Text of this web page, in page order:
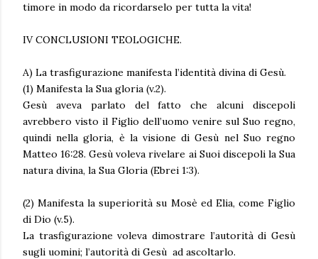
timore in modo da ricordarselo per tutta la vita!
IV CONCLUSIONI TEOLOGICHE.
A) La trasfigurazione manifesta l’identità divina di Gesù.
(1) Manifesta la Sua gloria (v.2).
Gesù aveva parlato del fatto che alcuni discepoli
avrebbero visto il Figlio dell’uomo venire sul Suo regno,
quindi nella gloria, è la visione di Gesù nel Suo regno
Matteo 16:28. Gesù voleva rivelare ai Suoi discepoli la Sua
natura divina, la Sua Gloria (Ebrei 1:3).
(2) Manifesta la superiorità su Mosè ed Elia, come Figlio
di Dio (v.5).
La trasfigurazione voleva dimostrare l’autorità di Gesù
sugli uomini; l’autorità di Gesù ad ascoltarlo.